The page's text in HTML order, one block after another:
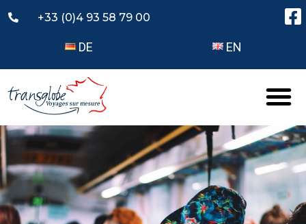
+33 (0)4 93 58 79 00
DE EN